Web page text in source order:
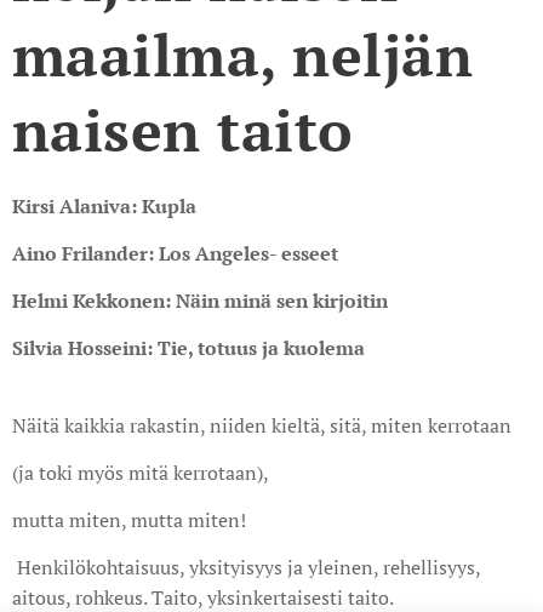
maailma, neljän
naisen taito
Kirsi Alaniva: Kupla
Aino Frilander: Los Angeles- esseet
Helmi Kekkonen: Näin minä sen kirjoitin
Silvia Hosseini: Tie, totuus ja kuolema
Näitä kaikkia rakastin, niiden kieltä, sitä, miten kerrotaan
(ja toki myös mitä kerrotaan),
mutta miten, mutta miten!
Henkilökohtaisuus, yksityisyys ja yleinen, rehellisyys,
aitous, rohkeus. Taito, yksinkertaisesti taito.